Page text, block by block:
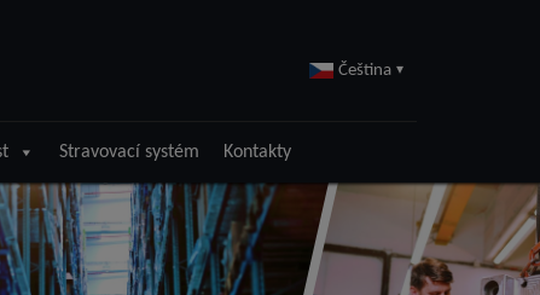
Čeština ▾
Stravovací systém Kontakty